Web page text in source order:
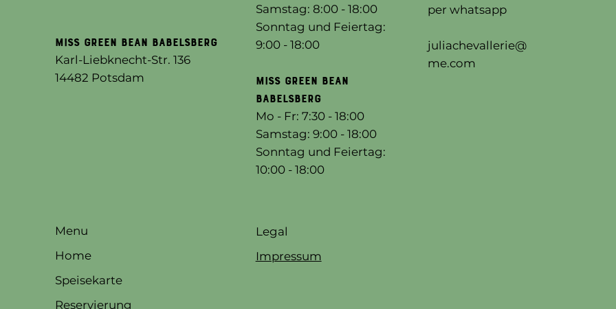
MISS GREEN BEAN Babelsberg
Karl-Liebknecht-Str. 136
14482 Potsdam
​​Samstag: 8:00 - 18:00
​Sonntag und Feiertag:
9:00 - 18:00
MISS GREEN BEAN
Babelsberg
Mo - Fr: 7:30 - 18:00
Samstag: 9:00 - 18:00
Sonntag und Feiertag:
10:00 - 18:00
per whatsapp
juliachevallerie@
me.com
Menu
Home
Speisekarte
Reservierung
Legal
Impressum